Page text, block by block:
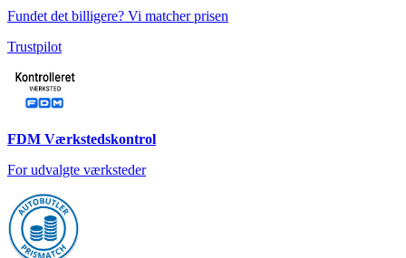
Fundet det billigere? Vi matcher prisen
Trustpilot
FDM Værkstedskontrol
For udvalgte værksteder